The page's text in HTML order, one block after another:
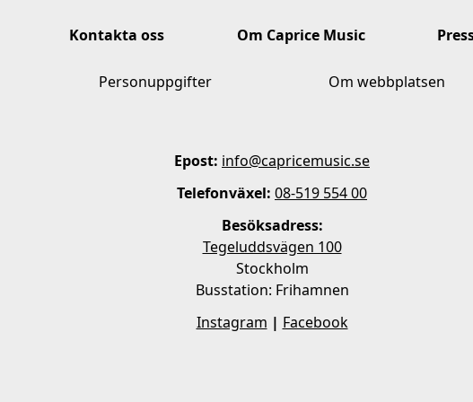
Kontakta oss Om Caprice Music
Personuppgifter Om webbplatsen
Epost: info@capricemusic.se
Telefonväxel: 08-519 554 00
Besöksadress:
Tegeluddsvägen 100
Stockholm
Busstation: Frihamnen
Instagram | Facebook